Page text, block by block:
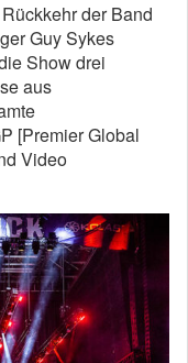
der Band
Guy Sykes
Show drei
aus
[Premier Global
Video